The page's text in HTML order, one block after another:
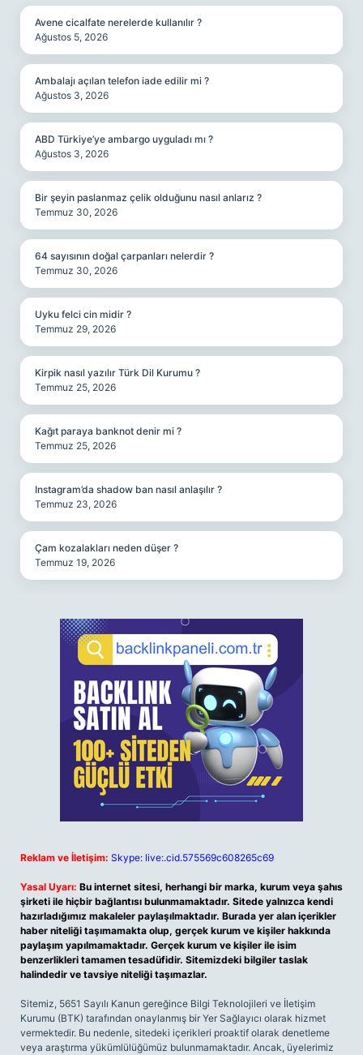
Avene cicalfate nerelerde kullanılır ?
Ağustos 5, 2026
Ambalajı açılan telefon iade edilir mi ?
Ağustos 3, 2026
ABD Türkiye’ye ambargo uyguladı mı ?
Ağustos 3, 2026
Bir şeyin paslanmaz çelik olduğunu nasıl anlarız ?
Temmuz 30, 2026
64 sayısının doğal çarpanları nelerdir ?
Temmuz 30, 2026
Uyku felci cin midir ?
Temmuz 29, 2026
Kirpik nasıl yazılır Türk Dil Kurumu ?
Temmuz 25, 2026
Kağıt paraya banknot denir mi ?
Temmuz 25, 2026
Instagram’da shadow ban nasıl anlaşılır ?
Temmuz 23, 2026
Çam kozalakları neden düşer ?
Temmuz 19, 2026
Reklam ve İletişim: Skype: live:.cid.575569c608265c69
Yasal Uyarı: Bu internet sitesi, herhangi bir marka, kurum veya şahıs
şirketi ile hiçbir bağlantısı bulunmamaktadır. Sitede yalnızca kendi
hazırladığımız makaleler paylaşılmaktadır. Burada yer alan içerikler
haber niteliği taşımamakta olup, gerçek kurum ve kişiler hakkında
paylaşım yapılmamaktadır. Gerçek kurum ve kişiler ile isim
benzerlikleri tamamen tesadüfidir. Sitemizdeki bilgiler taslak
halindedir ve tavsiye niteliği taşımazlar.
Sitemiz, 5651 Sayılı Kanun gereğince Bilgi Teknolojileri ve İletişim
Kurumu (BTK) tarafından onaylanmış bir Yer Sağlayıcı olarak hizmet
vermektedir. Bu nedenle, sitedeki içerikleri proaktif olarak denetleme
veya araştırma yükümlülüğümüz bulunmamaktadır. Ancak, üyelerimiz